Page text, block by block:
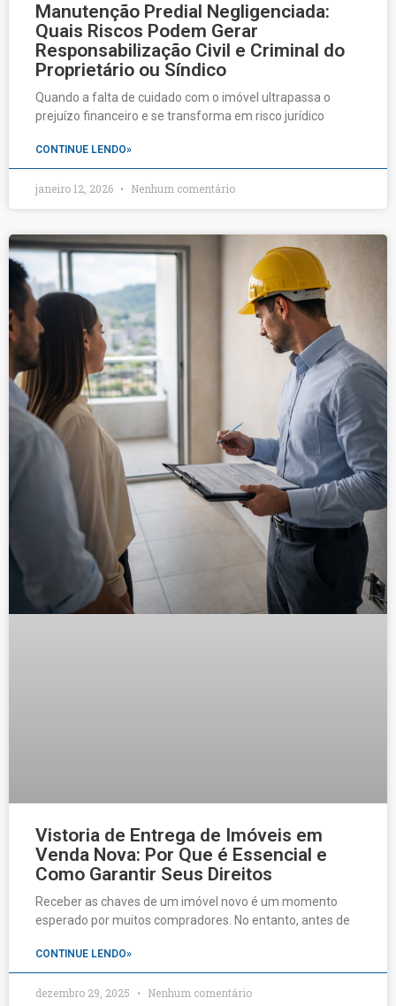
Manutenção Predial Negligenciada:
Quais Riscos Podem Gerar
Responsabilização Civil e Criminal do
Proprietário ou Síndico
Quando a falta de cuidado com o imóvel ultrapassa o
prejuízo financeiro e se transforma em risco jurídico
CONTINUE LENDO»
janeiro 12, 2026 Nenhum comentário
Vistoria de Entrega de Imóveis em
Venda Nova: Por Que é Essencial e
Como Garantir Seus Direitos
Receber as chaves de um imóvel novo é um momento
esperado por muitos compradores. No entanto, antes de
CONTINUE LENDO»
dezembro 29, 2025 Nenhum comentário